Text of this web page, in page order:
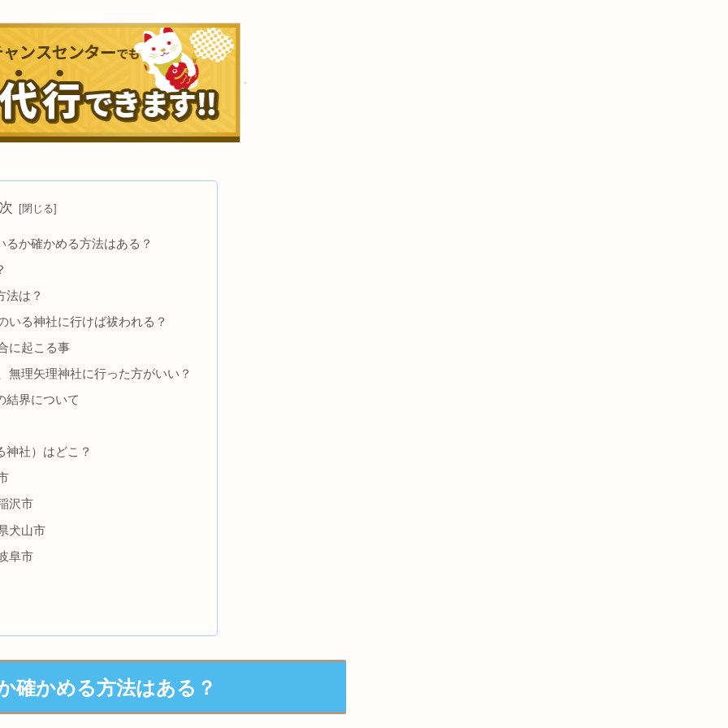
か確かめる方法はある？
法は？
いる神社に行けば祓われる？
に起こる事
無理矢理神社に行った方がいい？
結界について
神社）はどこ？
沢市
犬山市
阜市
確かめる方法はある？